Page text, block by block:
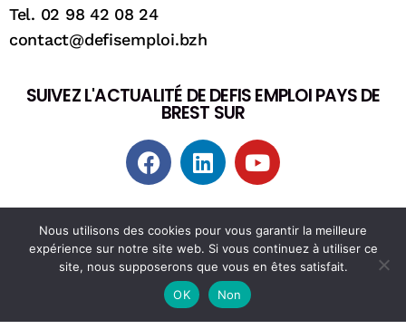
Tel. 02 98 42 08 24
contact@defisemploi.bzh
SUIVEZ L'ACTUALITÉ DE DEFIS EMPLOI PAYS DE
BREST SUR
Nous utilisons des cookies pour vous garantir la meilleure
expérience sur notre site web. Si vous continuez à utiliser ce
site, nous supposerons que vous en êtes satisfait.
OK
Non